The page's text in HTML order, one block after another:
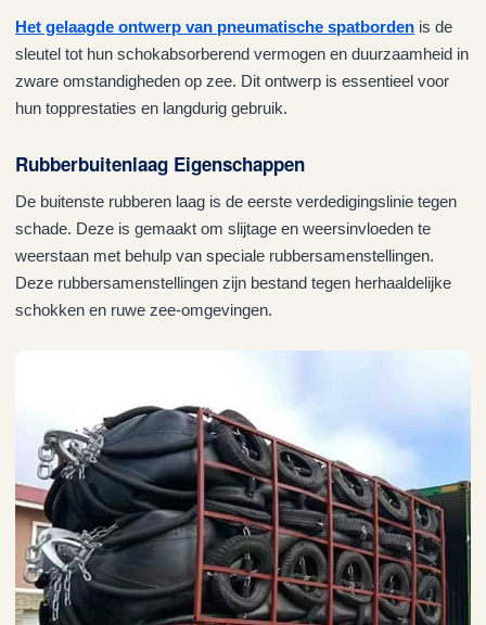
Het gelaagde ontwerp van pneumatische spatborden is de
sleutel tot hun schokabsorberend vermogen en duurzaamheid in
zware omstandigheden op zee. Dit ontwerp is essentieel voor
hun topprestaties en langdurig gebruik.
Rubberbuitenlaag Eigenschappen
De buitenste rubberen laag is de eerste verdedigingslinie tegen
schade. Deze is gemaakt om slijtage en weersinvloeden te
weerstaan met behulp van speciale rubbersamenstellingen.
Deze rubbersamenstellingen zijn bestand tegen herhaaldelijke
schokken en ruwe zee-omgevingen.